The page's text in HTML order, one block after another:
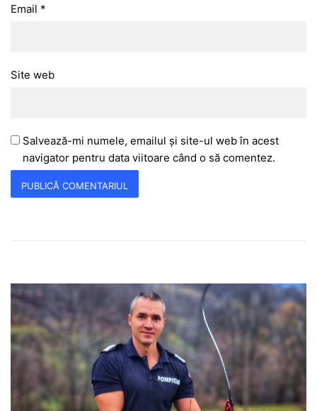
Email *
Site web
Salvează-mi numele, emailul și site-ul web în acest
navigator pentru data viitoare când o să comentez.